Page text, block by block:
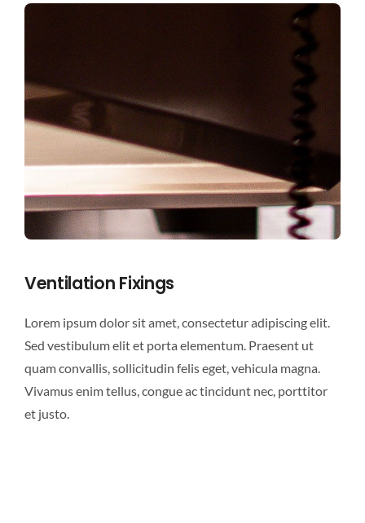
Ventilation Fixings
Lorem ipsum dolor sit amet, consectetur adipiscing elit.
Sed vestibulum elit et porta elementum. Praesent ut
quam convallis, sollicitudin felis eget, vehicula magna.
Vivamus enim tellus, congue ac tincidunt nec, porttitor
et justo.